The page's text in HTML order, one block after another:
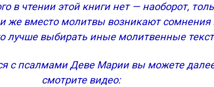
в чтении этой книги нет — наоборот,
же вместо молитвы возникают сомнения
лучше выбирать иные молитвенные
с псалмами Деве Марии вы можете
смотрите видео: